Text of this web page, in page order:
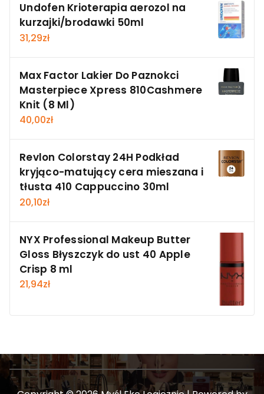
Undofen Krioterapia aerozol na
kurzajki/brodawki 50ml
31,29zł
Max Factor Lakier Do Paznokci
Masterpiece Xpress 810Cashmere
Knit (8 Ml)
40,00zł
Revlon Colorstay 24H Podkład
kryjąco-matujący cera mieszana i
tłusta 410 Cappuccino 30ml
20,10zł
NYX Professional Makeup Butter
Gloss Błyszczyk do ust 40 Apple
Crisp 8 ml
21,94zł